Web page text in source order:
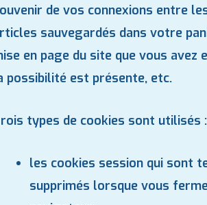
de vos connexions entre
sauvegardés dans votre
en page du site que vous avez
possibilité est présente, etc.
types de cookies sont utilisés :
les cookies session qui sont
supprimés lorsque vous